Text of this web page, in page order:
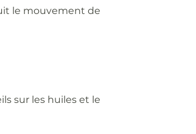
le mouvement de
sur les huiles et le